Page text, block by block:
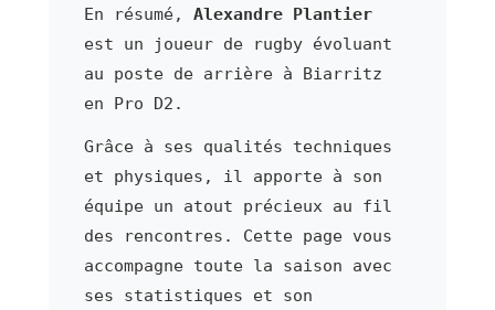
En résumé, Alexandre Plantier
est un joueur de rugby évoluant
au poste de arrière à Biarritz
en Pro D2.
Grâce à ses qualités techniques
et physiques, il apporte à son
équipe un atout précieux au fil
des rencontres. Cette page vous
accompagne toute la saison avec
ses statistiques et son